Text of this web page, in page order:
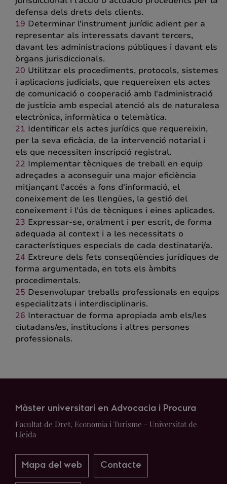
defensa dels drets dels clients.
Determinar l'instrument jurídic adient per a
representar als interessats davant tercers,
davant les administracions públiques i davant els
òrgans jurisdiccionals.
Utilitzar els procediments, protocols, sistemes
i aplicacions judicials, que requereixen els actes
de comunicació o cooperació amb l'administració
de justícia amb especial atenció als de naturalesa
electrònica, informàtica o telemàtica.
Identificar els actes jurídics que requereixin,
per la seva eficàcia, de la intervenció notarial i
els que necessiten inscripció registral.
Implementar tècniques de treball en equip
adreçades a aconseguir una major eficiència
mitjançant l'accés a fons d'informació, el
coneixement de les llengües, la gestió del
coneixement i l'ús de tècniques i eines aplicades.
Expressar-se, oralment i per escrit, de forma
adequada al context i a les necessitats o
característiques especials de cada destinatari/a.
Extreure dels fets conseqüències jurídiques de
forma argumentada, en tots els àmbits
procedimentals.
Desenvolupar treballs professionals en equips
especialitzats i interdisciplinaris.
Interactuar de forma apropiada amb els/les
ciutadans/es, institucions i altres persones
professionals.
Màster universitari en Advocacia i Procura
Facultat de Dret, Economia i Turisme - Universitat de
Lleida
Mapa del web Contacte